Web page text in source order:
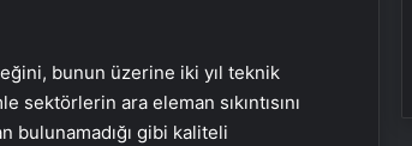
bunun üzerine iki yıl teknik
ara eleman sıkıntısını
bulunamadığı gibi kaliteli